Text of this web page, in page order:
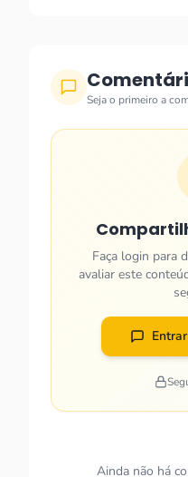
Seja o primeiro a
Faça login para
avaliar este
Ainda não há